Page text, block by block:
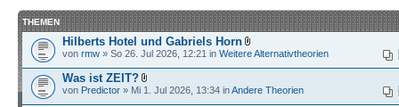
THEMEN
Hilberts Hotel und Gabriels Horn
von rmw » So 26. Jul 2026, 12:21 in Weitere Alternativtheorien
Was ist ZEIT?
von Predictor » Mi 1. Jul 2026, 13:34 inAndere Theorien